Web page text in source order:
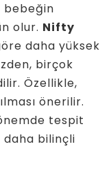
bebeğin
olur. Nifty
daha yüksek
birçok
Özellikle,
önerilir.
tespit
daha bilinçli